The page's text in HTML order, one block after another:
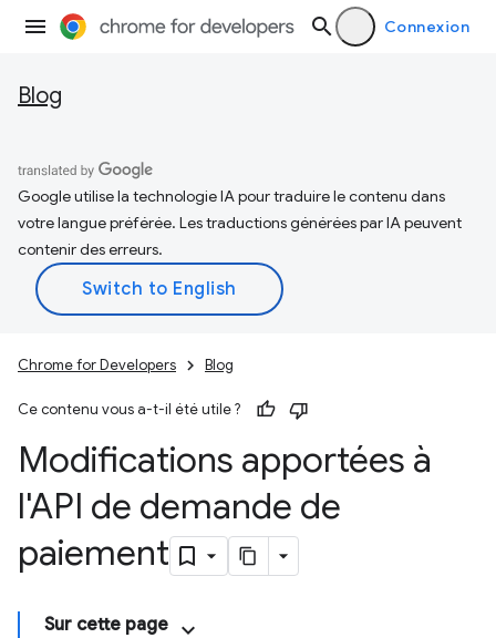
Connexion
Blog
Google utilise la technologie IA pour traduire le contenu dans
votre langue préférée. Les traductions générées par IA peuvent
contenir des erreurs.
Chrome for Developers Blog
Ce contenu vous a-t-il été utile ?
Modifications apportées à
l'API de demande de
paiement
Sur cette page